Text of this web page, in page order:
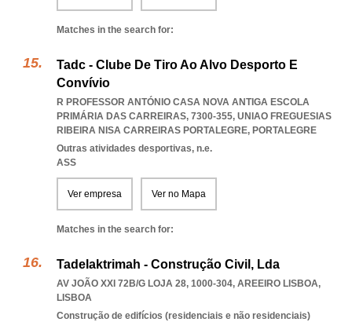
Matches in the search for:
Tadc - Clube De Tiro Ao Alvo Desporto E
Convívio
R PROFESSOR ANTÓNIO CASA NOVA ANTIGA ESCOLA
PRIMÁRIA DAS CARREIRAS, 7300-355, UNIAO FREGUESIAS
RIBEIRA NISA CARREIRAS PORTALEGRE, PORTALEGRE
Outras atividades desportivas, n.e.
ASS
Ver empresa Ver no Mapa
Matches in the search for:
Tadelaktrimah - Construção Civil, Lda
AV JOÃO XXI 72B/G LOJA 28, 1000-304, AREEIRO LISBOA,
LISBOA
Construção de edifícios (residenciais e não residenciais)